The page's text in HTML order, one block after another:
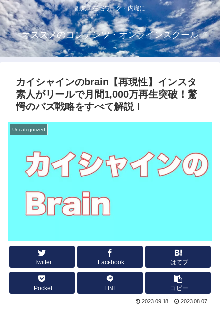
副業・在宅ワーク・内職に
オススメのコンテンツ・オンラインスクール
カイシャインのbrain【再現性】インスタ
素人がリールで月間1,000万再生突破！驚
愕のバズ戦略をすべて解説！
Uncategorized
Twitter Facebook はてブ
Pocket LINE コピー
2023.09.18 2023.08.07